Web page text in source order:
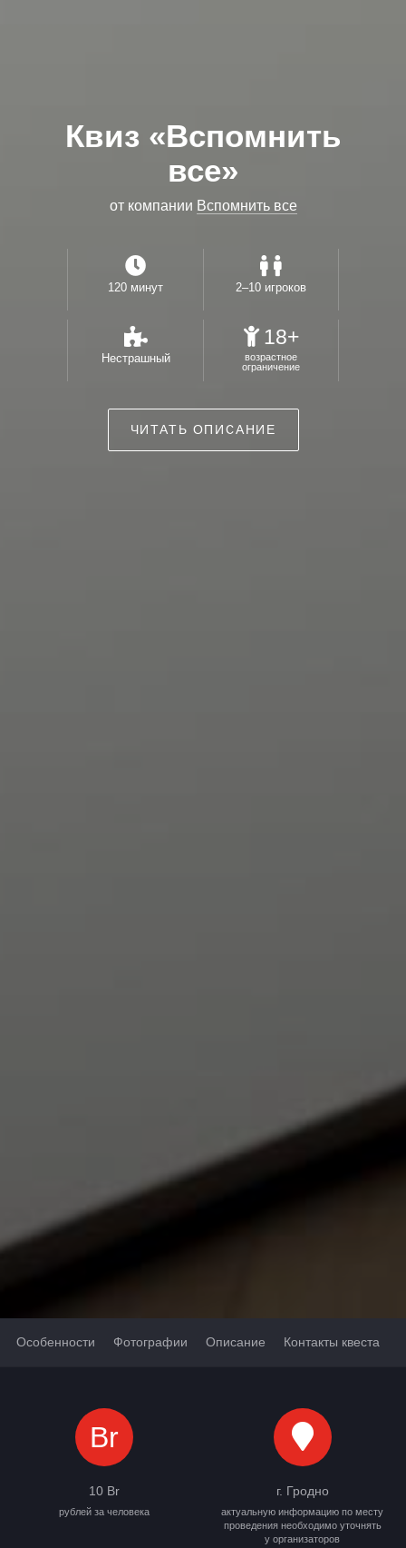
Квиз «Вспомнить
все»
от компании Вспомнить все
120 минут 2–10 игроков
Нестрашный
18+
возрастное
ограничение
ЧИТАТЬ ОПИСАНИЕ
Особенности Фотографии Описание Контакты квеста
Br
10 Br
рублей за человека
г. Гродно
актуальную информацию по месту
проведения необходимо уточнять
у организаторов